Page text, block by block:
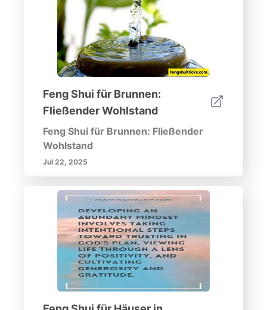
Feng Shui für Brunnen:
Fließender Wohlstand
Feng Shui für Brunnen: Fließender
Wohlstand
Jul 22, 2025